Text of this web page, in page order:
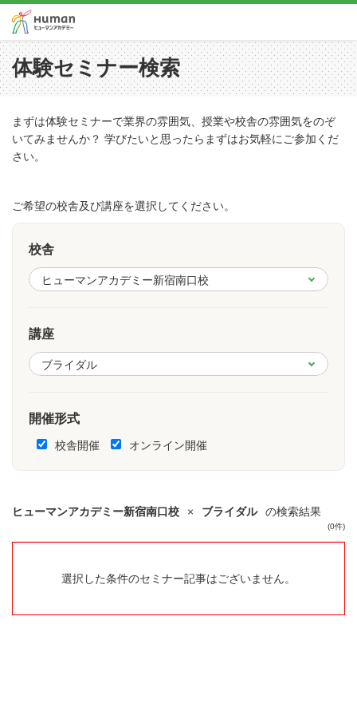
体験セミナー検索
まずは体験セミナーで業界の雰囲気、授業や校舎の雰囲気をのぞ
いてみませんか？ 学びたいと思ったらまずはお気軽にご参加くだ
さい。
ご希望の校舎及び講座を選択してください。
校舎
講座
開催形式
校舎開催 オンライン開催
ヒューマンアカデミー新宿南口校 × ブライダル の検索結果
(0件)
選択した条件のセミナー記事はございません。